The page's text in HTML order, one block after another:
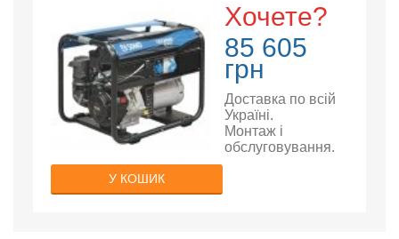
Хочете?
85 605
грн
Доставка по всій
Україні.
Монтаж і
обслуговування.
У КОШИК